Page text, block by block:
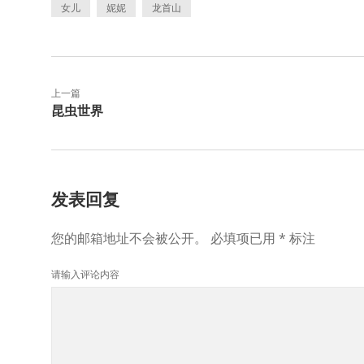
女儿 妮妮 龙首山
上一篇
昆虫世界
发表回复
您的邮箱地址不会被公开。 必填项已用 * 标注
请输入评论内容